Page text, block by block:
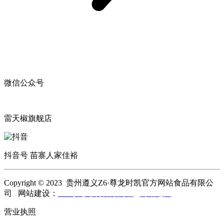
微信公众号
雷天椒旗舰店
抖音号 苗寨人家佳裕
Copyright © 2023 贵州遵义Z6·尊龙时凯官方网站食品有限公
司 网站建设：
营业执照